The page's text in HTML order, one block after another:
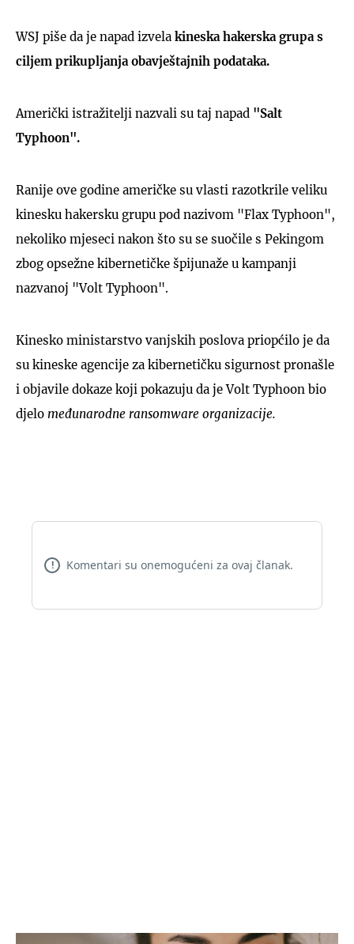
WSJ piše da je napad izvela kineska hakerska grupa s
ciljem prikupljanja obavještajnih podataka.
Američki istražitelji nazvali su taj napad "Salt
Typhoon".
Ranije ove godine američke su vlasti razotkrile veliku
kinesku hakersku grupu pod nazivom "Flax Typhoon",
nekoliko mjeseci nakon što su se suočile s Pekingom
zbog opsežne kibernetičke špijunaže u kampanji
nazvanoj "Volt Typhoon".
Kinesko ministarstvo vanjskih poslova priopćilo je da
su kineske agencije za kibernetičku sigurnost pronašle
i objavile dokaze koji pokazuju da je Volt Typhoon bio
djelo međunarodne ransomware organizacije.
! Komentari su onemogućeni za ovaj članak.